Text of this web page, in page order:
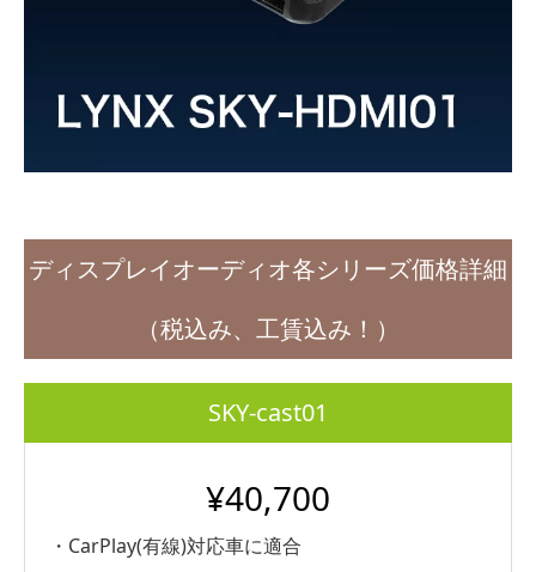
ディスプレイオーディオ各シリーズ価格詳細
（税込み、工賃込み！）
SKY-cast01
¥40,700
・CarPlay(有線)対応車に適合